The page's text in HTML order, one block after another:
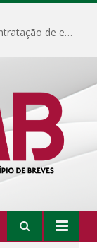
DISPENSA DE LICITAÇÃO Nº 003/2026 ( Contratação de empresa para fornecimento de gêneros alimentícios não perecíveis, materiais de expediente, descartáveis, copa e cozinha, para análise e posterior publicação.)